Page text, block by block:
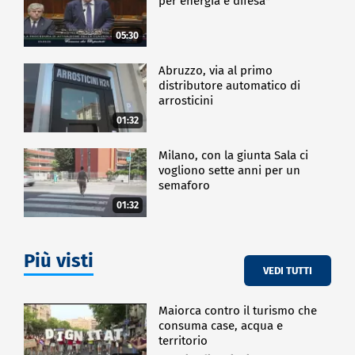
05:30
01:32
Abruzzo, via al primo
distributore automatico di
arrosticini
01:32
Milano, con la giunta Sala ci
vogliono sette anni per un
semaforo
Più visti VEDI TUTTI
Maiorca contro il turismo che
consuma case, acqua e
territorio